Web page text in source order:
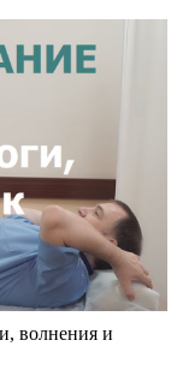
волнения и